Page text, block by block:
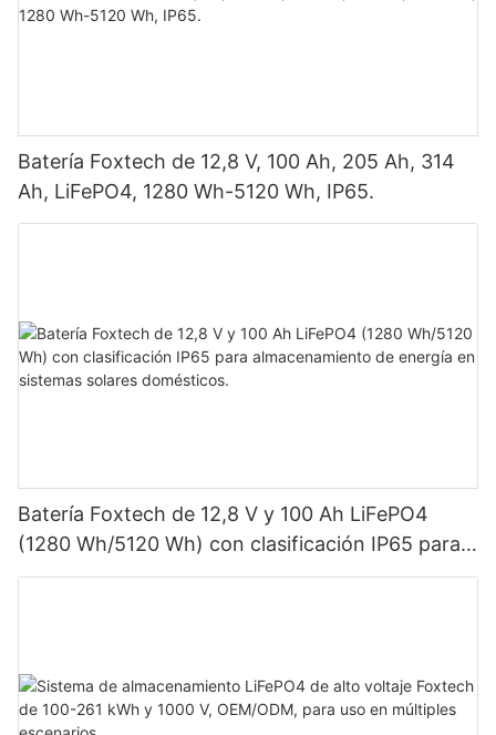
Batería Foxtech de 12,8 V, 100 Ah, 205 Ah, 314
Ah, LiFePO4, 1280 Wh-5120 Wh, IP65.
Batería Foxtech de 12,8 V y 100 Ah LiFePO4
(1280 Wh/5120 Wh) con clasificación IP65 para
almacenamiento de energía en sistemas solares